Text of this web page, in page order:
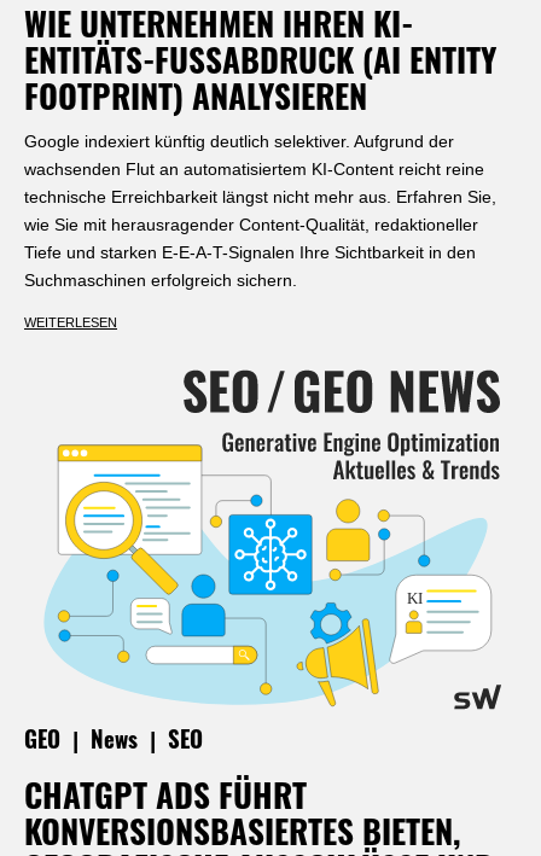
WIE UNTERNEHMEN IHREN KI-
ENTITÄTS-FUSSABDRUCK (AI ENTITY F
OOTPRINT) ANALYSIEREN
Google indexiert künftig deutlich selektiver. Aufgrund der
wachsenden Flut an automatisiertem KI-Content reicht reine
technische Erreichbarkeit längst nicht mehr aus. Erfahren Sie,
wie Sie mit herausragender Content-Qualität, redaktioneller
Tiefe und starken E-E-A-T-Signalen Ihre Sichtbarkeit in den
Suchmaschinen erfolgreich sichern.
WEITERLESEN
GEO News SEO
CHATGPT ADS FÜHRT
KONVERSIONSBASIERTES BIETEN,